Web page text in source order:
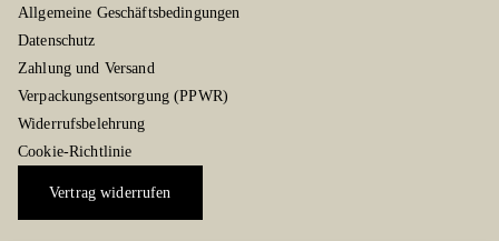
Allgemeine Geschäftsbedingungen
Datenschutz
Zahlung und Versand
Verpackungsentsorgung (PPWR)
Widerrufsbelehrung
Cookie-Richtlinie
Vertrag widerrufen